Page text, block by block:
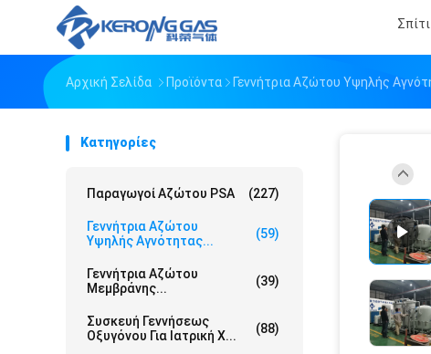
Σπίτι
Αρχική Σελίδα Προϊόντα Γεννήτρια Αζώτου Υψηλής
Κατηγορίες
Παραγωγοί Αζώτου PSA (227)
Γεννήτρια Αζώτου
Υψηλής Αγνότητας...
(59)
Γεννήτρια Αζώτου
Μεμβράνης...
(39)
Συσκευή Γεννήσεως
Οξυγόνου Για Ιατρική Χ...
(88)